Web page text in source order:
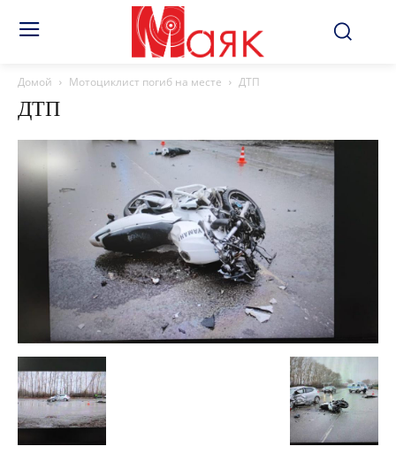
Домой Мотоциклист погиб на месте ДТП
ДТП